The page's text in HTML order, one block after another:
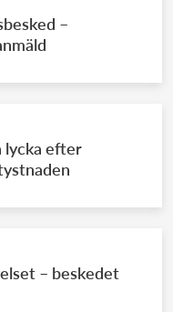
–
efter
– beskedet